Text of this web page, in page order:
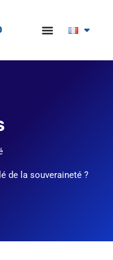
de la souveraineté ?